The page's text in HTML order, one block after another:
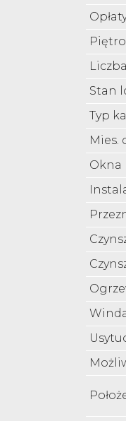
Piętro
Stan
Typ
Mies.
Okna